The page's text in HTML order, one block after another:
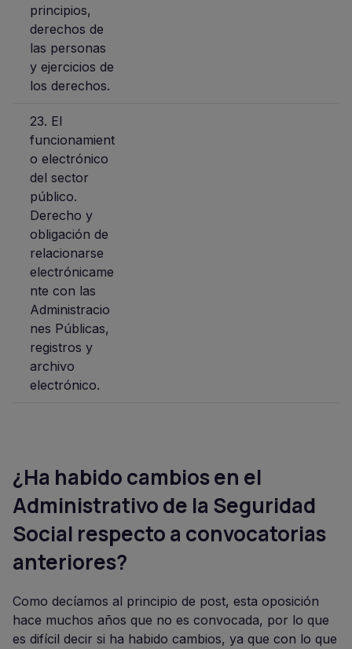
principios,
derechos de
las personas
y ejercicios de
los derechos.
23. El
funcionamient
o electrónico
del sector
público.
Derecho y
obligación de
relacionarse
electrónicame
nte con las
Administracio
nes Públicas,
registros y
archivo
electrónico.
¿Ha habido cambios en el
Administrativo de la Seguridad
Social respecto a convocatorias
anteriores?
Como decíamos al principio de post, esta oposición
hace muchos años que no es convocada, por lo que
es difícil decir si ha habido cambios, ya que con lo que